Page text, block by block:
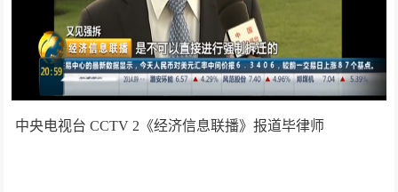
中央电视台 CCTV 2《经济信息联播》报道毕律师